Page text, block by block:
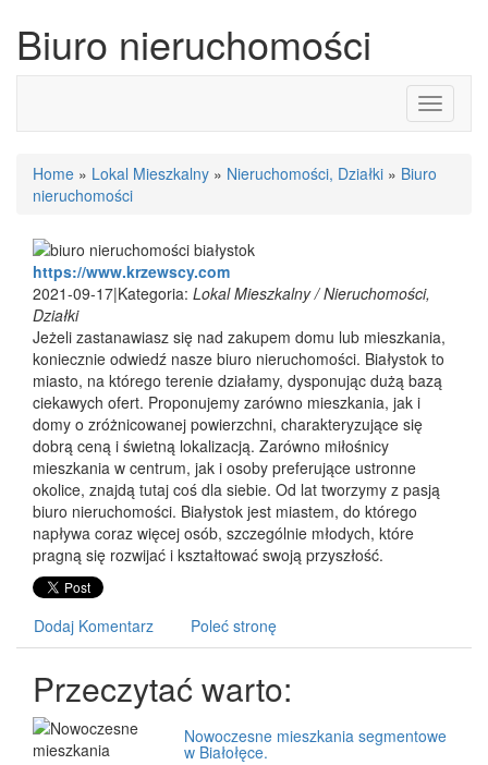
Biuro nieruchomości
Toggle
Home » Lokal Mieszkalny » Nieruchomości, Działki » Biuro
nieruchomości
https://www.krzewscy.com
2021-09-17|Kategoria: Lokal Mieszkalny / Nieruchomości,
Działki
Jeżeli zastanawiasz się nad zakupem domu lub mieszkania,
koniecznie odwiedź nasze biuro nieruchomości. Białystok to
miasto, na którego terenie działamy, dysponując dużą bazą
ciekawych ofert. Proponujemy zarówno mieszkania, jak i
domy o zróżnicowanej powierzchni, charakteryzujące się
dobrą ceną i świetną lokalizacją. Zarówno miłośnicy
mieszkania w centrum, jak i osoby preferujące ustronne
okolice, znajdą tutaj coś dla siebie. Od lat tworzymy z pasją
biuro nieruchomości. Białystok jest miastem, do którego
napływa coraz więcej osób, szczególnie młodych, które
pragną się rozwijać i kształtować swoją przyszłość.
Dodaj Komentarz Poleć stronę
Przeczytać warto:
Nowoczesne mieszkania segmentowe
w Białołęce.